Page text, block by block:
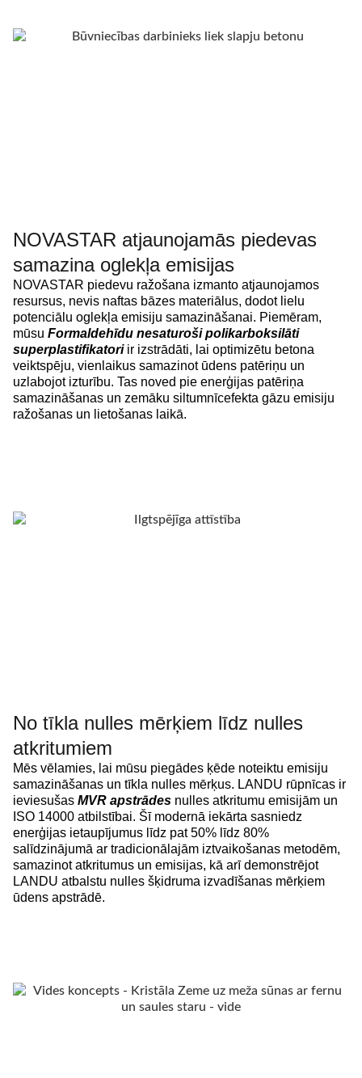
NOVASTAR atjaunojamās piedevas
samazina oglekļa emisijas
NOVASTAR piedevu ražošana izmanto atjaunojamos
resursus, nevis naftas bāzes materiālus, dodot lielu
potenciālu oglekļa emisiju samazināšanai. Piemēram,
mūsu Formaldehīdu nesaturoši polikarboksilāti
superplastifikatoriir izstrādāti, lai optimizētu betona
veiktspēju, vienlaikus samazinot ūdens patēriņu un
uzlabojot izturību. Tas noved pie enerģijas patēriņa
samazināšanas un zemāku siltumnīcefekta gāzu emisiju
ražošanas un lietošanas laikā.
No tīkla nulles mērķiem līdz nulles
atkritumiem
Mēs vēlamies, lai mūsu piegādes ķēde noteiktu emisiju
samazināšanas un tīkla nulles mērķus. LANDU rūpnīcas ir
ieviesušas MVR apstrādes nulles atkritumu emisijām un
ISO 14000 atbilstībai. Šī modernā iekārta sasniedz
enerģijas ietaupījumus līdz pat 50% līdz 80%
salīdzinājumā ar tradicionālajām iztvaikošanas metodēm,
samazinot atkritumus un emisijas, kā arī demonstrējot
LANDU atbalstu nulles šķidruma izvadīšanas mērķiem
ūdens apstrādē.